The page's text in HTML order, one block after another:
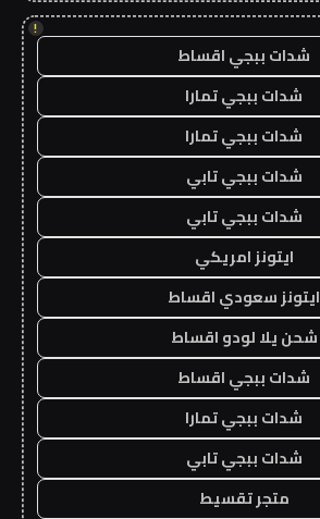
!
شدات ببجي اقساط
شدات ببجي تمارا
شدات ببجي تمارا
شدات ببجي تابي
شدات ببجي تابي
ايتونز امريكي
ايتونز سعودي اقساط
شحن يلا لودو اقساط
شدات ببجي اقساط
شدات ببجي تمارا
شدات ببجي تابي
متجر تقسيط